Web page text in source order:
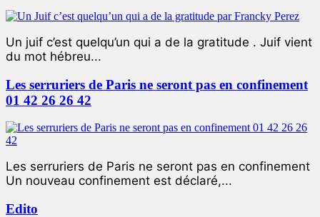
Un juif c’est quelqu’un qui a de la gratitude . Juif vient
du mot hébreu...
Les serruriers de Paris ne seront pas en confinement
01 42 26 26 42
Les serruriers de Paris ne seront pas en confinement
Un nouveau confinement est déclaré,...
Edito